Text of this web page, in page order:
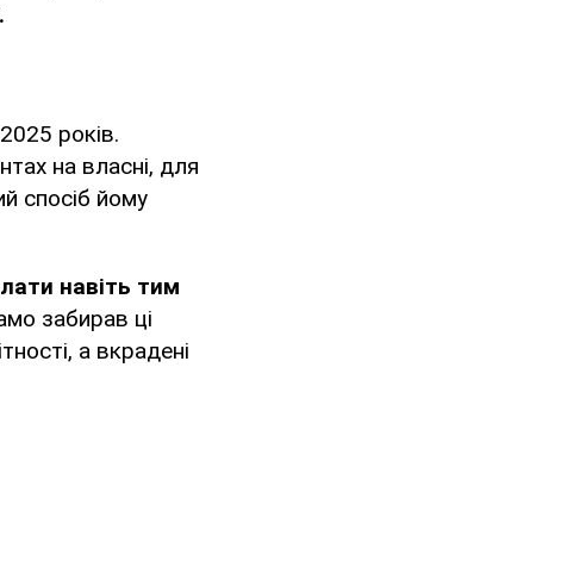
років.
на власні, для
спосіб йому
навіть тим
забирав ці
а вкрадені